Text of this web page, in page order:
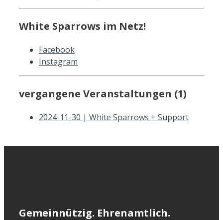
White Sparrows im Netz!
Facebook
Instagram
vergangene Veranstaltungen (1)
2024-11-30 | White Sparrows + Support
Gemeinnützig. Ehrenamtlich.